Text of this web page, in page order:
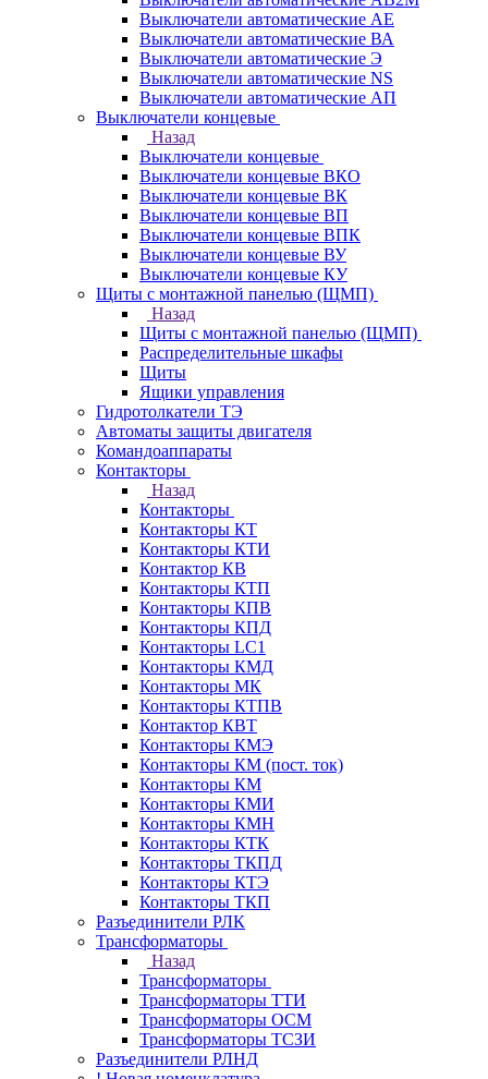
Выключатели автоматические АЕ
Выключатели автоматические ВА
Выключатели автоматические Э
Выключатели автоматические NS
Выключатели автоматические АП
Выключатели концевые
Назад
Выключатели концевые
Выключатели концевые ВКО
Выключатели концевые ВК
Выключатели концевые ВП
Выключатели концевые ВПК
Выключатели концевые ВУ
Выключатели концевые КУ
Щиты с монтажной панелью (ЩМП)
Назад
Щиты с монтажной панелью (ЩМП)
Распределительные шкафы
Щиты
Ящики управления
Гидротолкатели ТЭ
Автоматы защиты двигателя
Командоаппараты
Контакторы
Назад
Контакторы
Контакторы КТ
Контакторы КТИ
Контактор КВ
Контакторы КТП
Контакторы КПВ
Контакторы КПД
Контакторы LC1
Контакторы КМД
Контакторы МК
Контакторы КТПВ
Контактор КВТ
Контакторы КМЭ
Контакторы КМ (пост. ток)
Контакторы КМ
Контакторы КМИ
Контакторы КМН
Контакторы КТК
Контакторы ТКПД
Контакторы КТЭ
Контакторы ТКП
Разъединители РЛК
Трансформаторы
Назад
Трансформаторы
Трансформаторы ТТИ
Трансформаторы ОСМ
Трансформаторы ТСЗИ
Разъединители РЛНД